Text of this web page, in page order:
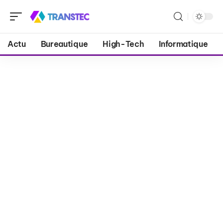
Actu Bureautique High-Tech Informatique